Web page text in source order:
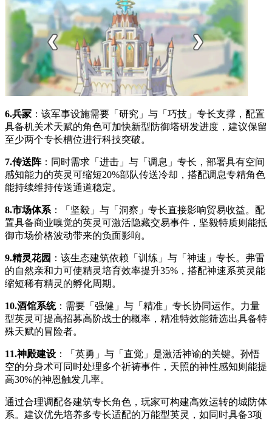
6.兵冡 ：该军事设施需要「研究」与「巧技」专长支撑，配置
具备机关术天赋的角色可加快新型防御塔研发进度，建议保留
至少两个专长槽位进行科技突破。
7.传送阵：同时需求「进击」与「调息」专长，部署具有空间
感知能力的英灵可缩短20%部队传送冷却，搭配调息专精角色
能持续维持传送通道稳定。
8.市场体系 ：「坚毅」与「洞察」专长直接影响贸易收益。配
置具备商业嗅觉的英灵可激活隐藏交易事件，坚毅特质则能抵
御市场价格波动带来的负面影响。
9.精灵花园 ：该生态建筑依赖「训练」与「神速」专长。弗雷
的自然亲和力可使精灵培育效率提升35%，搭配神速系英灵能
缩短稀有精灵的孵化周期。
10.酒馆系统：需要「强健」与「精准」专长协同运作。力量
型英灵可提高招募高阶战士的概率，精准特效能筛选出具备特
殊天赋的冒险者。
11.神殿建设 ：「英勇」与「直觉」是激活神谕的关键。孙悟
空的分身术可同时处理多个祈祷事件，天照的神性感知则能提
高30%的神恩触发几率。
通过合理调配各建筑专长角色，玩家可构建高效运转的城防体
系。建议优先培养多专长适配的万能型英灵，如同时具备3项